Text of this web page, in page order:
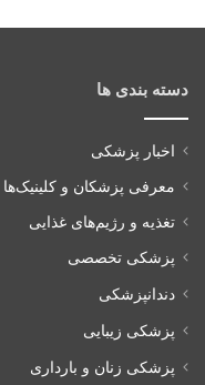
دسته بندی ها
اخبار پزشکی
معرفی پزشکان و کلینیک‌ها
تغذیه و رژیم‌های غذایی
پزشکی تخصصی
دندانپزشکی
پزشکی زیبایی
پزشکی زنان و بارداری